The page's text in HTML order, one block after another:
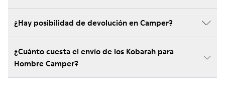
¿Hay posibilidad de devolución en Camper?
¿Cuánto cuesta el envío de los Kobarah para
Hombre Camper?